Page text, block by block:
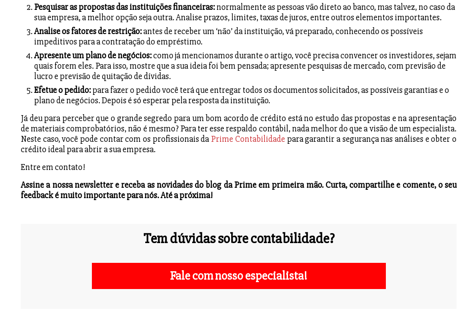
Pesquisar as propostas das instituições financeiras:normalmente as pessoas vão direto ao banco, mas talvez, no caso da
sua empresa, a melhor opção seja outra. Analise prazos, limites, taxas de juros, entre outros elementos importantes.
Analise os fatores de restrição:antes de receber um ‘não’ da instituição, vá preparado, conhecendo os possíveis
impeditivos para a contratação do empréstimo.
Apresente um plano de negócios:como já mencionamos durante o artigo, você precisa convencer os investidores, sejam
quais forem eles. Para isso, mostre que a sua ideia foi bem pensada; apresente pesquisas de mercado, com previsão de
lucro e previsão de quitação de dívidas.
Efetue o pedido:para fazer o pedido você terá que entregar todos os documentos solicitados, as possíveis garantias e o
plano de negócios. Depois é só esperar pela resposta da instituição.
Já deu para perceber que o grande segredo para um bom acordo de crédito está no estudo das propostas e na apresentação
de materiais comprobatórios, não é mesmo? Para ter esse respaldo contábil, nada melhor do que a visão de um especialista.
Neste caso, você pode contar com os profissionais da Prime Contabilidade para garantir a segurança nas análises e obter o
crédito ideal para abrir a sua empresa.
Entre em contato!
Assine a nossa newsletter e receba as novidades do blog da Prime em primeira mão. Curta, compartilhe e comente, o seu
feedback é muito importante para nós. Até a próxima!
Tem dúvidas sobre contabilidade?
Fale com nosso especialista!